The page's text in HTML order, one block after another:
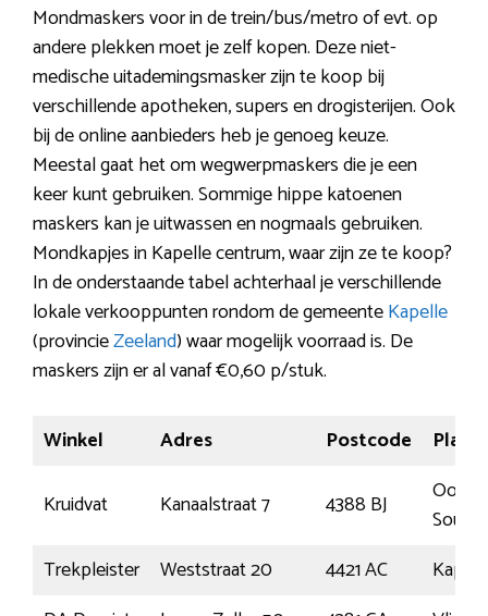
Mondmaskers voor in de trein/bus/metro of evt. op
andere plekken moet je zelf kopen. Deze niet-
medische uitademingsmasker zijn te koop bij
verschillende apotheken, supers en drogisterijen. Ook
bij de online aanbieders heb je genoeg keuze.
Meestal gaat het om wegwerpmaskers die je een
keer kunt gebruiken. Sommige hippe katoenen
maskers kan je uitwassen en nogmaals gebruiken.
Mondkapjes in Kapelle centrum, waar zijn ze te koop?
In de onderstaande tabel achterhaal je verschillende
lokale verkooppunten rondom de gemeenteKapelle
(provincieZeeland) waar mogelijk voorraad is. De
maskers zijn er al vanaf €0,60 p/stuk.
Winkel Adres Postcode
Plaats
Kruidvat
Kanaalstraat 7 4388 BJ
Oost-
Trekpleister
Weststraat 20 4421 AC